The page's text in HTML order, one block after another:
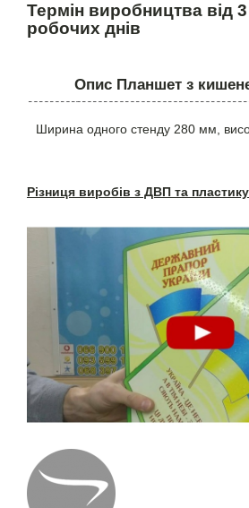
Термін виробництва від
робочих днів
Опис Планшет з
Ширина одного стенду 280 мм,
Різниця виробів з ДВП та пластику